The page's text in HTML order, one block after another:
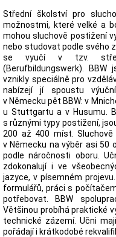
Střední školství pro
možnostmi, které velké a
mohou sluchově postižení
nebo studovat podle svého
se vyučí v tzv.
(Berufbildungswerk). BBW
vznikly speciálně pro
nabízejí jí spoustu
v Německu pět BBW: v
u Stuttgartu a v Husumu.
s různými typy postižení,
200 až 400 míst.
v Německu na výběr asi 50
podle náročnosti oboru.
zdokonalují i ve
jazyce, v písemném
formulářů, práci s
potřebovat. BBW
Většinou probíhá praktické
technické zázemí. Učni
pořádají i krátkodobé